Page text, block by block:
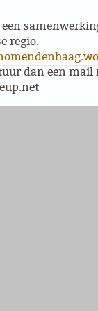
regio.
dan een mail